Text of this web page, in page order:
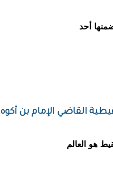
أحد
القاضي الإمام بن أكوه
هو العالم